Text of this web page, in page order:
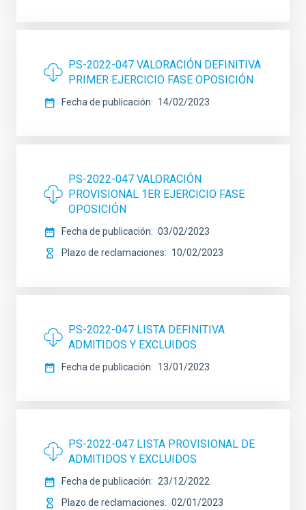
PS-2022-047 VALORACIÓN DEFINITIVA
PRIMER EJERCICIO FASE OPOSICIÓN
Fecha de publicación 14/02/2023
PS-2022-047 VALORACIÓN
PROVISIONAL 1ER EJERCICIO FASE
OPOSICIÓN
Fecha de publicación
03/02/2023
Plazo de reclamaciones
10/02/2023
PS-2022-047 LISTA DEFINITIVA
ADMITIDOS Y EXCLUIDOS
Fecha de publicación 13/01/2023
PS-2022-047 LISTA PROVISIONAL DE
ADMITIDOS Y EXCLUIDOS
Fecha de publicación
23/12/2022
Plazo de reclamaciones
02/01/2023